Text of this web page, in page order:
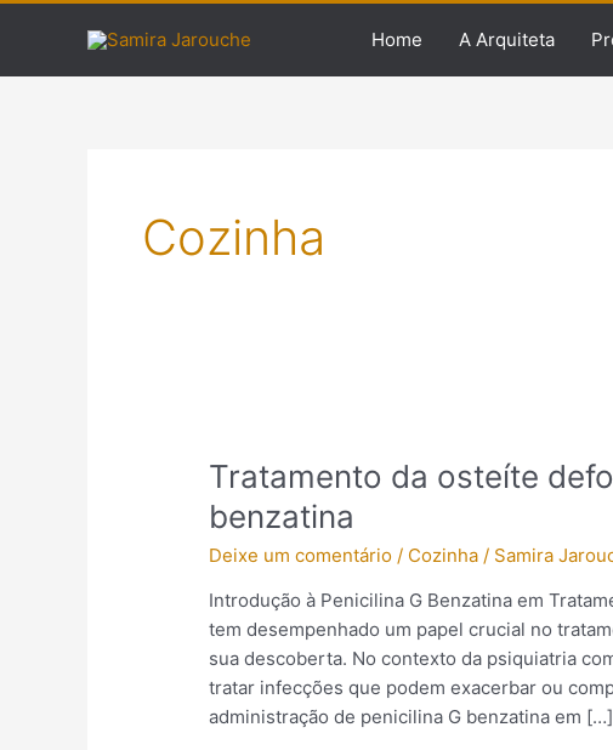
o
Home A Arquiteta
Cozinha
Tratamento da osteíte
benzatina
Deixe um comentário / Cozinha / Samira
Introdução à Penicilina G Benzatina em
tem desempenhado um papel crucial no
sua descoberta. No contexto da psiquiatria
tratar infecções que podem exacerbar ou
administração de penicilina G benzatina em […]
da
osteíte
deformante
com
penicilina
benzatina